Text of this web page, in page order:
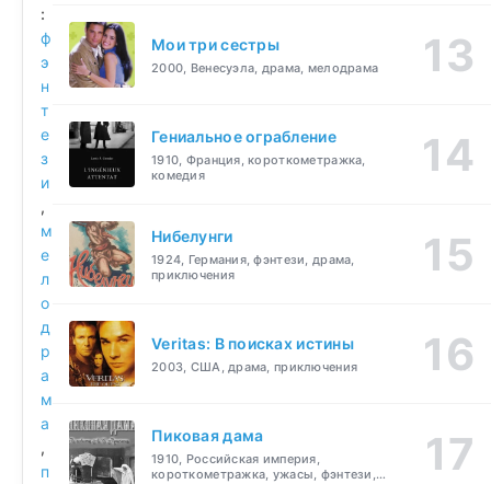
:
ф
э
н
т
е
з
и
,
м
е
л
о
д
р
а
м
а
,
п
Мои три сестры
2000, Венесуэла, драма, мелодрама
Гениальное ограбление
1910, Франция, короткометражка,
комедия
Нибелунги
1924, Германия, фэнтези, драма,
приключения
Veritas: В поисках истины
2003, США, драма, приключения
Пиковая дама
1910, Российская империя,
короткометражка, ужасы, фэнтези,